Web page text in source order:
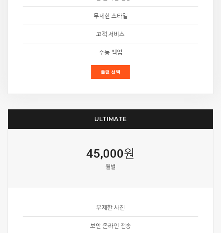
무제한 스타일
고객 서비스
수동 백업
플랜 선택
ULTIMATE
45,000원
월별
무제한 사진
보안 온라인 전송